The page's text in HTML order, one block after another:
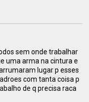
sem onde trabalhar
uma arma na cintura e
lugar p esses
com tanta coisa p
de q precisa raca